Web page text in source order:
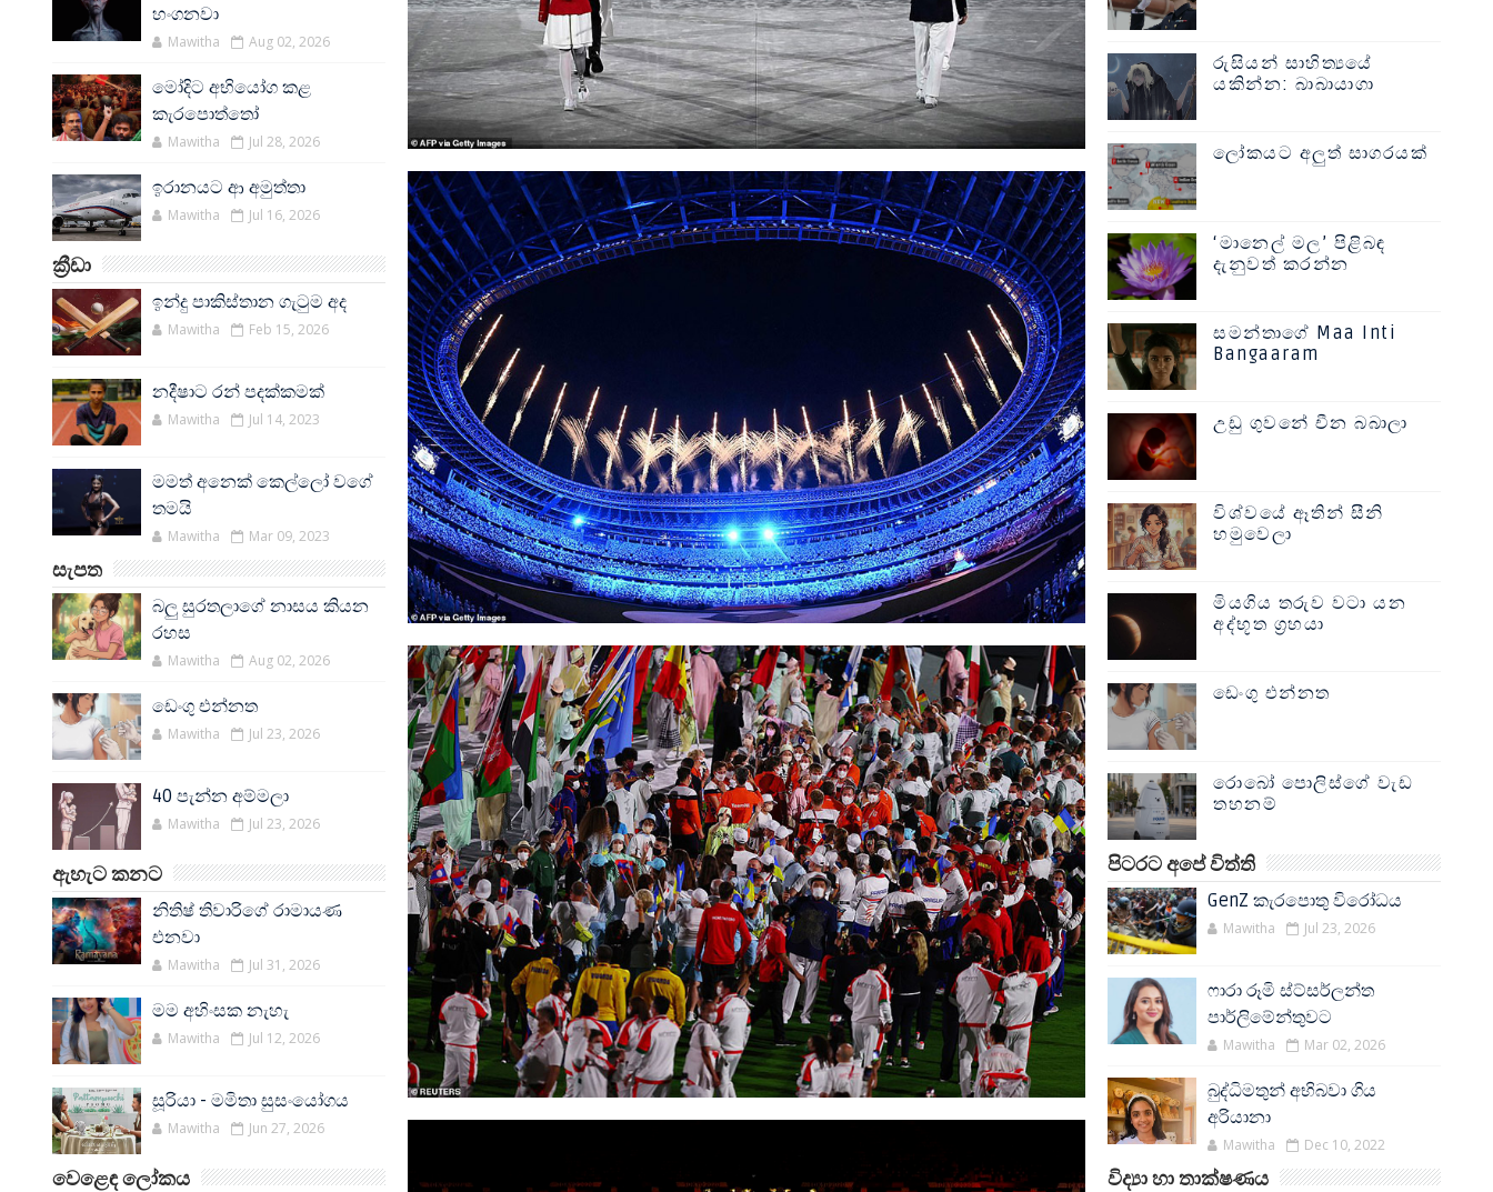
හංගනවා
Mawitha Aug 02, 2026
මෝදිට අභියෝග කළ
කැරපොත්තෝ
Mawitha Jul 28, 2026
ඉරානයට ආ අමුත්තා
Mawitha Jul 16, 2026
ක්‍රීඩා
ඉන්දු පාකිස්තාන ගැටුම අද
Mawitha Feb 15, 2026
නදීෂාට රන් පදක්කමක්
Mawitha Jul 14, 2023
මමත් අනෙක් කෙල්ලෝ වගේ
තමයි
Mawitha Mar 09, 2023
සැපත
බලු සුරතලාගේ නාසය කියන
රහස
Mawitha Aug 02, 2026
ඩෙංගු එන්නත
Mawitha Jul 23, 2026
40 පැන්න අම්මලා
Mawitha Jul 23, 2026
ඇහැට කනට
නිතිෂ් තිවාරිගේ රාමායණ
එනවා
Mawitha Jul 31, 2026
මම අහිංසක නැහැ
Mawitha Jul 12, 2026
සූරියා - මමිතා සුසංයෝගය
Mawitha Jun 27, 2026
වෙළෙඳ ලෝකය
රුසියන් සාහිත්‍යයේ
යකින්න: බාබායාගා
ලෝකයට අලුත් සාගරයක්
‘මානෙල් මල’ පිළිබඳ
දැනුවත් කරන්න
සමන්තාගේ Maa Inti
Bangaaram
උඩු ගුවනේ චීන බබාලා
විශ්වයේ ඈතින් සීනි
හමුවෙලා
මියගිය තරුව වටා යන
අද්භූත ග්‍රහයා
ඩෙංගු එන්නත
රොබෝ පොලිස්ගේ වැඩ
තහනම්
පිටරට අපේ විත්ති
GenZ කැරපොතු විරෝධය
Mawitha Jul 23, 2026
ෆාරා රූමි ස්ට්සර්ලන්ත
පාර්ලිමේන්තුවට
Mawitha Mar 02, 2026
බුද්ධිමතුන් අභිබවා ගිය
අරියානා
Mawitha Dec 10, 2022
විද්‍යා හා තාක්ෂණය